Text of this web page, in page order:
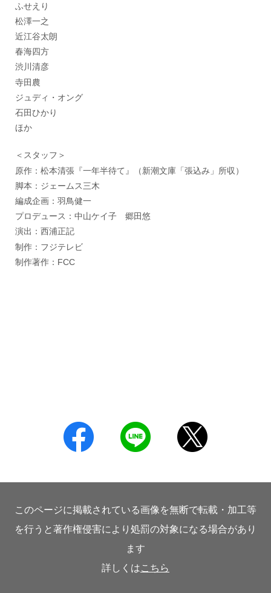
ふせえり
松澤一之
近江谷太朗
春海四方
渋川清彦
寺田農
ジュディ・オング
石田ひかり
ほか
＜スタッフ＞
原作：松本清張『一年半待て』（新潮文庫「張込み」所収）
脚本：ジェームス三木
編成企画：羽鳥健一
プロデュース：中山ケイ子 郷田悠
演出：西浦正記
制作：フジテレビ
制作著作：FCC
このページに掲載されている画像を無断で転載・加工等
を行うと著作権侵害により処罰の対象になる場合があり
ます
詳しくはこちら